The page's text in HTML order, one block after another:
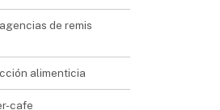
de remis
alimenticia
cafe